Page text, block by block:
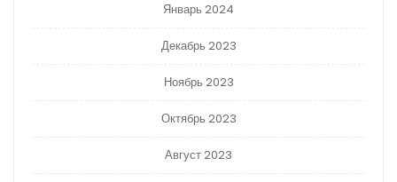
Январь 2024
Декабрь 2023
Ноябрь 2023
Октябрь 2023
Август 2023